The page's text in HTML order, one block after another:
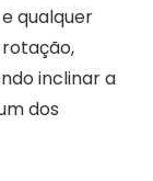
qualquer
inclinar a
dos